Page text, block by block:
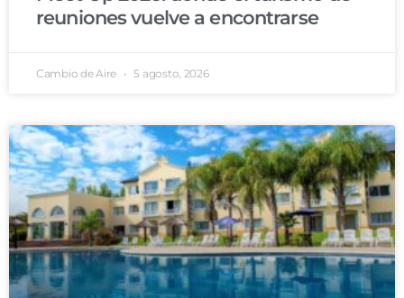
reuniones vuelve a encontrarse
Cambio de Aire 5 agosto, 2026